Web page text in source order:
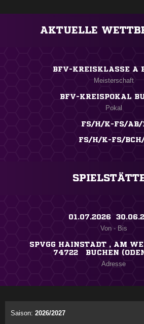
AKTUELLE
BFV-KREISKLASSE A
Meisterschaft
BFV-KREISPOKAL
Pokal
FS/H/K-FS/AB/
FS/H/K-FS/
01.07.2026
Von - Bis
SPVGG HAINSTADT , AM
74722 BUCHEN
Adresse
Saison: 2026/2027